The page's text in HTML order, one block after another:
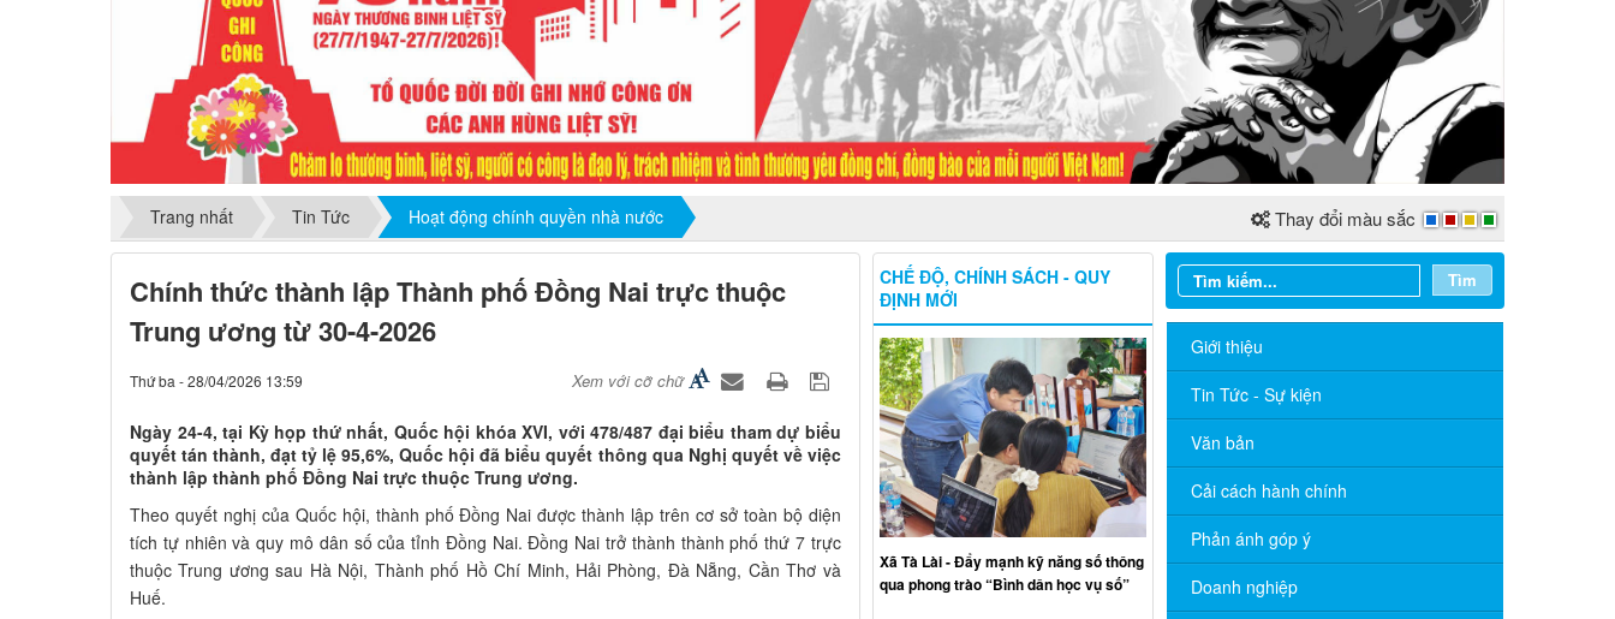
Trang nhất Tin Tức Hoạt động chính quyền nhà nước Thay đổi màu sắc
Chính thức thành lập Thành phố Đồng Nai trực thuộc
Trung ương từ 30-4-2026
Thứ ba - 28/04/2026 13:59 Xem với cỡ chữ
Ngày 24-4, tại Kỳ họp thứ nhất, Quốc hội khóa XVI, với 478/487 đại biểu tham dự biểu
quyết tán thành, đạt tỷ lệ 95,6%, Quốc hội đã biểu quyết thông qua Nghị quyết về việc
thành lập thành phố Đồng Nai trực thuộc Trung ương.
Theo quyết nghị của Quốc hội, thành phố Đồng Nai được thành lập trên cơ sở toàn bộ diện
tích tự nhiên và quy mô dân số của tỉnh Đồng Nai. Đồng Nai trở thành thành phố thứ 7 trực
thuộc Trung ương sau Hà Nội, Thành phố Hồ Chí Minh, Hải Phòng, Đà Nẵng, Cần Thơ và
Huế.
Tìm
Giới thiệu
Tin Tức - Sự kiện
Văn bản
Cải cách hành chính
Phản ánh góp ý
Doanh nghiệp
UBND xã ban hành các Thông báo thu
hồi đất thực hiện dự án Thủy điện Phú
Tân 1 tại xã Tà Lài, thành phố Đồng Nai
CHẾ ĐỘ, CHÍNH SÁCH - QUY
ĐỊNH MỚI
Xã Tà Lài - Đẩy mạnh kỹ năng số thông
qua phong trào “Bình dân học vụ số”